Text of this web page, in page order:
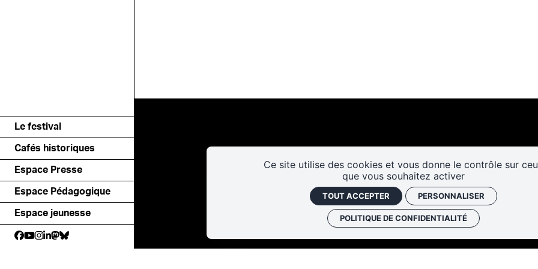
Ce site utilise des cookies et vous donne le contrôle sur
que vous souhaitez activer
TOUT ACCEPTER PERSONNALISER
POLITIQUE DE CONFIDENTIALITÉ
Le festival
Cafés historiques
Espace Presse
Espace Pédagogique
Espace jeunesse
Les cafés
historiques
Faire un don